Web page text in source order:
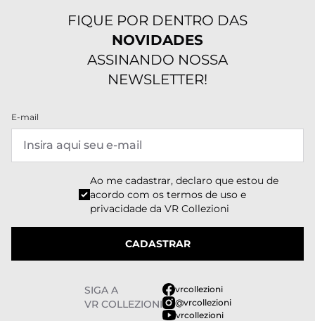
FIQUE POR DENTRO DAS
NOVIDADES
ASSINANDO NOSSA
NEWSLETTER!
E-mail
Ao me cadastrar, declaro que estou de
acordo com os termos de uso e
privacidade da VR Collezioni
CADASTRAR
SIGA A
VR COLLEZIONI
vrcollezioni
@vrcollezioni
vrcollezioni